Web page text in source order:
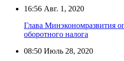
16:56 Авг. 1, 2020
Глава Минэкономразвития
оборотного налога
08:50 Июль 28, 2020